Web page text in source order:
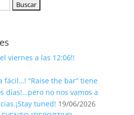
el viernes a las 12:06!!
fácil…! “Raise the bar” tiene
días!…pero no nos vamos a
tuned! 19/06/2026